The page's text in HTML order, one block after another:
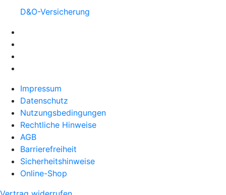
D&O-Versicherung
Impressum
Datenschutz
Nutzungsbedingungen
Rechtliche Hinweise
AGB
Barrierefreiheit
Sicherheitshinweise
Online-Shop